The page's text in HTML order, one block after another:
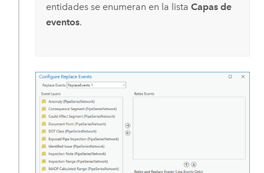
entidades se enumeran en la lista Capas de
eventos.